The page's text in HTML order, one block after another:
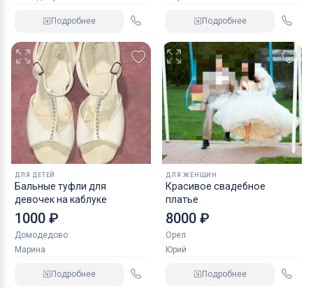
Подробнее Подробнее
ДЛЯ ДЕТЕЙ
Бальные туфли для
девочек на каблуке
1000 ₽
Домодедово
Марина
Подробнее
ДЛЯ ЖЕНЩИН
Красивое свадебное
платье
8000 ₽
Орел
Юрий
Подробнее